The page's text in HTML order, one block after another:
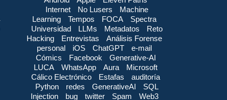
Internet
No Lusers
Machine
Learning
Tempos FOCA
Spectra
Universidad
LLMs Metadatos
Reto
Hacking
Entrevistas
Análisis Forense
personal
iOS ChatGPT
e-mail
Cómics
Facebook
Generative-AI
LUCA
WhatsApp Aura
Microsoft
Cálico Electrónico
Estafas
auditoría
Python
redes GenerativeAI
SQL
Injection
bug twitter Spam
Web3